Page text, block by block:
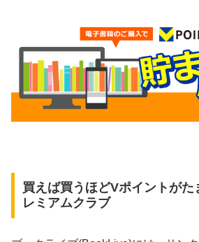
買えば買うほどVポイントがた
レミアムクラブ